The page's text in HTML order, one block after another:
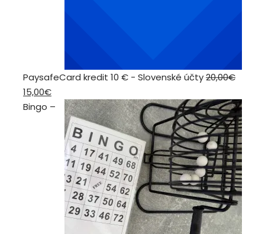
PaysafeCard kredit 10 € - Slovenské účty20,00€
Pôvodná
cena
15,00€Aktuálna
cena
15,00€.
Bingo –